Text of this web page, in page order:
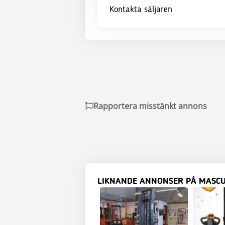
Kontakta säljaren
Rapportera misstänkt annons
LIKNANDE ANNONSER PÅ